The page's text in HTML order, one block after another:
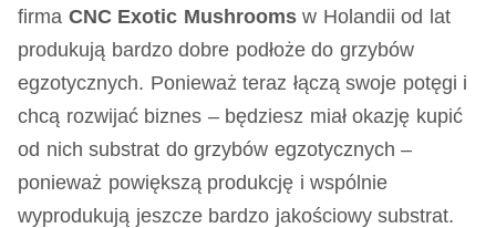
firma CNC Exotic Mushroomsw Holandii od lat
produkują bardzo dobre podłoże do grzybów
egzotycznych. Ponieważ teraz łączą swoje potęgi i
chcą rozwijać biznes – będziesz miał okazję kupić
od nich substrat do grzybów egzotycznych –
ponieważ powiększą produkcję i wspólnie
wyprodukują jeszcze bardzo jakościowy substrat.